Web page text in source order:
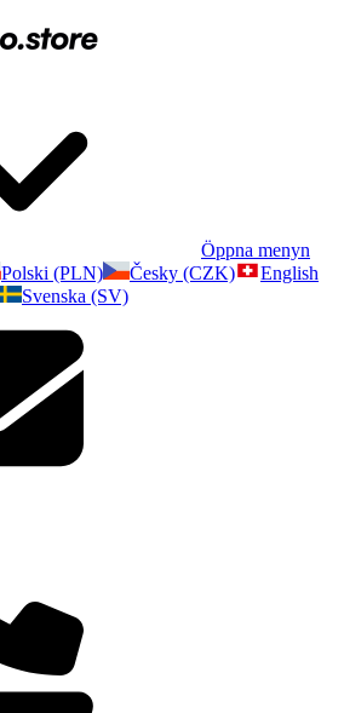
Öppna menyn
Polski (PLN) Česky (CZK)
English
Svenska (SV)